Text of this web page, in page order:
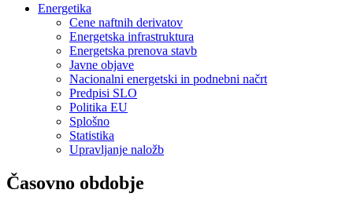
Energetika
Cene naftnih derivatov
Energetska infrastruktura
Energetska prenova stavb
Javne objave
Nacionalni energetski in podnebni načrt
Predpisi SLO
Politika EU
Splošno
Statistika
Upravljanje naložb
Časovno obdobje